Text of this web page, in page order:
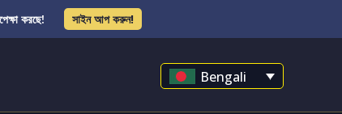
করছে! সাইন আপ করুন!
Bengali